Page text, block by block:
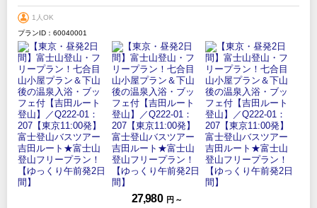
1人OK
プランID：60040001
27,980 円 ～